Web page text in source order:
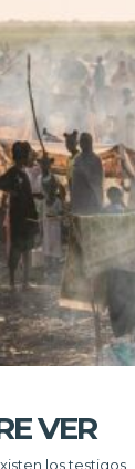
VER
los testigos